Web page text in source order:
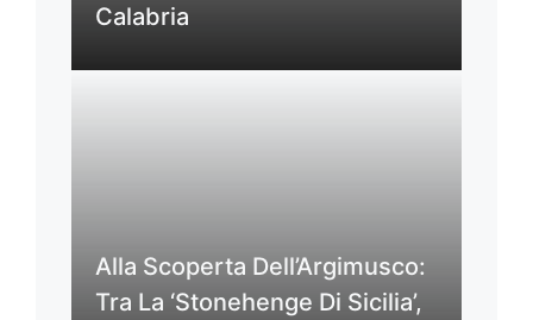
Calabria
Alla Scoperta Dell’Argimusco:
Tra La ‘Stonehenge Di Sicilia’,